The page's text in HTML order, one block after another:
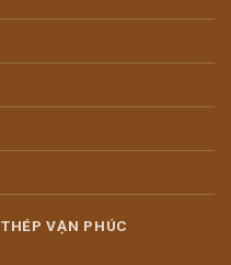
VẠN PHÚC